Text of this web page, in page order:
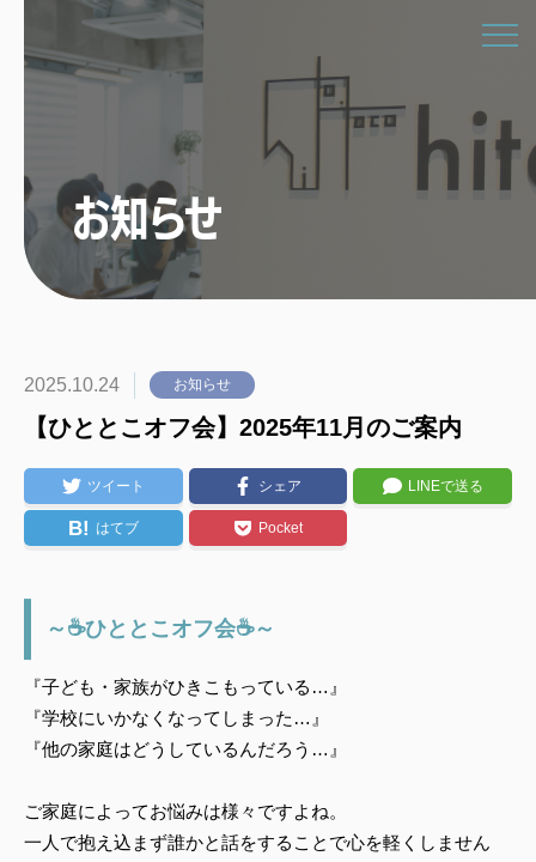
お知らせ
2025.10.24 お知らせ
【ひととこオフ会】2025年11月のご案内
ツイート シェア LINEで送る
B! はてブ Pocket
～☕ひととこオフ会☕～
『子ども・家族がひきこもっている…』
『学校にいかなくなってしまった…』
『他の家庭はどうしているんだろう…』
ご家庭によってお悩みは様々ですよね。
一人で抱え込まず誰かと話をすることで心を軽くしません